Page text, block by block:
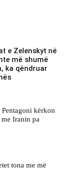
e Zelenskyt në
më shumë
ka qëndruar
kërkon
Iranin pa
tona me më